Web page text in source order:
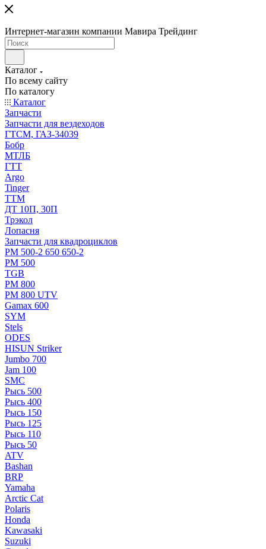
Интернет-магазин компании Мавира Трейдинг
Каталог
По всему сайту
По каталогу
Каталог
Запчасти
Запчасти для вездеходов
ГТСМ, ГАЗ-34039
Бобр
МТЛБ
ГТТ
Argo
Tinger
ТТМ
ДТ 10П, 30П
Трэкол
Лопасня
Запчасти для квадроциклов
РМ 500-2 650 650-2
РМ 500
TGB
РМ 800
РМ 800 UTV
Gamax 600
SYM
Stels
ОDЕS
HISUN Striker
Jumbo 700
Jam 100
SMC
Рысь 500
Рысь 400
Рысь 150
Рысь 125
Рысь 110
Рысь 50
ATV
Bashan
BRP
Yamaha
Arctic Cat
Polaris
Honda
Kawasaki
Suzuki